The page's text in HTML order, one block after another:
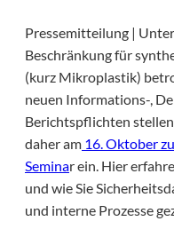
Pressemitteilung |
Beschränkung für
(kurz Mikroplastik)
neuen Informations-,
Berichtspflichten
daher am 16. Oktober
Seminar ein. Hier
und wie Sie
und interne Prozesse